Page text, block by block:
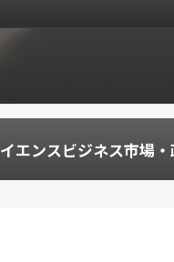
エンスビジネス市場